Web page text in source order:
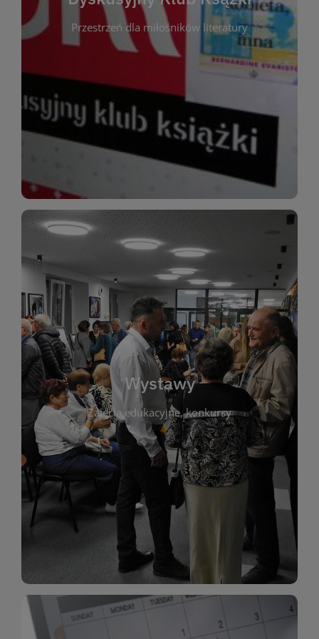
Przestrzeń dla miłośników literatury
Dyskusyjny Klub Ksążki
Dyskusyjny Klub Książki to przestrzeń dla
miłośników literatury, którzy lubią dzielić się
opiniami i emocjami po lekturze. Spotykamy się
regularnie, by rozmawiać o wybranych tytułach z
różnych gatunków literackich. Każde spotkanie to
okazja do inspirującej dyskusji, wymiany
Wystawy
Zajęcia edukacyjne, konkursy
Wystawy
Biblioteka organizuje prezentujące zarówno
sztukę lokalnych twórców, jak i zbiory tematyczne.
W tej sekcji znajdziesz informacje o aktualnych
ekspozycjach oraz archiwum wystaw z
poprzednich lat. Prezentowane prace obejmują
malarstwo, fotografię, rękodzieło i inne formy
artystyczne. Każda wystawa to wyjątkowa okazja
do kontaktu z kulturą i sztuką w przestrzeni
biblioteki. Serdecznie zapraszamy wszystkich
miłośników estetycznych doznań!
WIĘCEJ